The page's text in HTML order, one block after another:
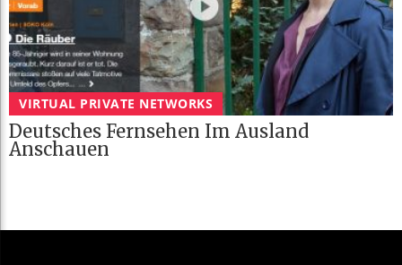
VIRTUAL PRIVATE NETWORKS
Deutsches Fernsehen Im Ausland
Anschauen